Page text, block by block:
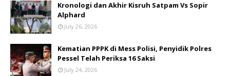
Kronologi dan Akhir Kisruh Satpam Vs Sopir
Alphard
July 26, 2026
Kematian PPPK di Mess Polisi, Penyidik Polres
Pessel Telah Periksa 16 Saksi
July 24, 2026